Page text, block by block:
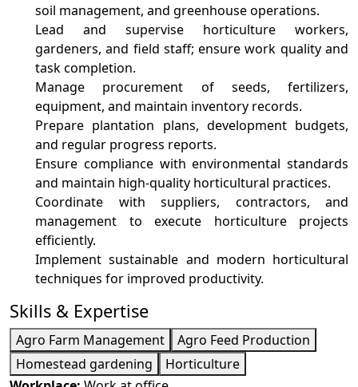
soil management, and greenhouse operations.
Lead and supervise horticulture workers,
gardeners, and field staff; ensure work quality and
task completion.
Manage procurement of seeds, fertilizers,
equipment, and maintain inventory records.
Prepare plantation plans, development budgets,
and regular progress reports.
Ensure compliance with environmental standards
and maintain high-quality horticultural practices.
Coordinate with suppliers, contractors, and
management to execute horticulture projects
efficiently.
Implement sustainable and modern horticultural
techniques for improved productivity.
Skills & Expertise
Agro Farm Management
Agro Feed Production
Homestead gardening
Horticulture